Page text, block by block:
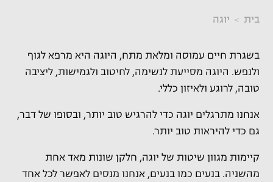
בית יוגה
בשגרת חיים עמוסה ומלאת מתח, היוגה היא מרפא לגוף
ולנפש. היוגה מסייעת לנשימה, לחיטוב ולגמישות, ליציבה
טובה, לרוגע ולאיזון כללי.
אנחנו מתרגלים יוגה כדי להרגיש טוב יותר, ובסופו של דבר,
גם כדי להיראות טוב יותר.
קיימות מגוון שיטות של יוגה, חלקן שונות מאד אחת
מהשניה. בנעים כמו בנעים, אנחנו מנסים לאפשר לכל אחד